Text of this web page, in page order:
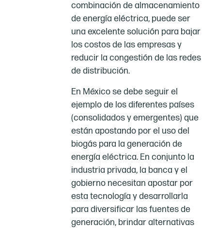
combinación de almacenamiento
de energía eléctrica, puede ser
una excelente solución para bajar
los costos de las empresas y
reducir la congestión de las redes
de distribución.
En México se debe seguir el
ejemplo de los diferentes países
(consolidados y emergentes) que
están apostando por el uso del
biogás para la generación de
energía eléctrica. En conjunto la
industria privada, la banca y el
gobierno necesitan apostar por
esta tecnología y desarrollarla
para diversificar las fuentes de
generación, brindar alternativas